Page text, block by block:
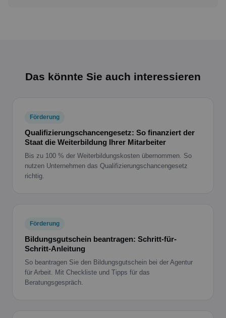
Das könnte Sie auch interessieren
Förderung
Qualifizierungschancengesetz: So finanziert der
Staat die Weiterbildung Ihrer Mitarbeiter
Bis zu 100 % der Weiterbildungskosten übernommen. So
nutzen Unternehmen das Qualifizierungschancengesetz
richtig.
Förderung
Bildungsgutschein beantragen: Schritt-für-
Schritt-Anleitung
So beantragen Sie den Bildungsgutschein bei der Agentur
für Arbeit. Mit Checkliste und Tipps für das
Beratungsgespräch.